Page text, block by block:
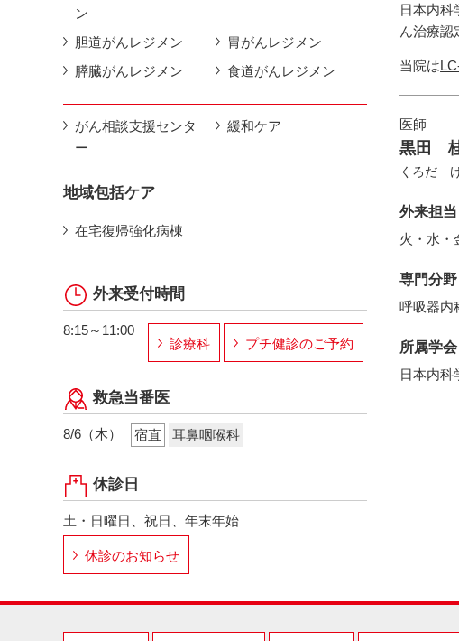
日本内
ん治療
当院は
医師
黒田
くろだ
外来担当
火・水・
専門分野
呼吸器内
所属学会
日本内科
ン
胆道がんレジメン
胃がんレジメン
膵臓がんレジメン
食道がんレジメン
がん相談支援センタ
ー
緩和ケア
地域包括ケア
在宅復帰強化病棟
外来受付時間
8:15～11:00
診療科
プチ健診のご予約
救急当番医
8/6（木） 宿直 耳鼻咽喉科
休診日
土・日曜日、祝日、年末年始
休診のお知らせ